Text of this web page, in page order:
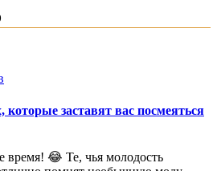
которые заставят вас посмеяться
😂 Те, чья молодость